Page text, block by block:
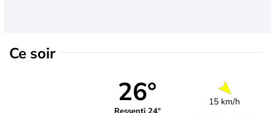
Ce soir
26° 15 km/h